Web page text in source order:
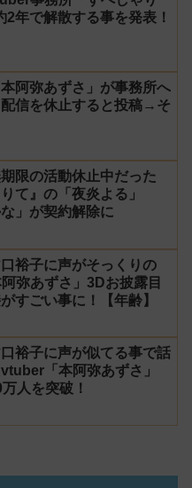
2年で解散する事を発表！
本阿弥あずさ」が事務所へ
信を休止すると投稿→そ
期限の活動休止中だった
て』の「夜炎よる」
な」が契約解除に
口裕子に声がそっくりの
弥あずさ」3Dお披露目
すごい事に！【年齢】
口裕子に声が似てる事で話
「本阿弥あずさ」
人を突破！